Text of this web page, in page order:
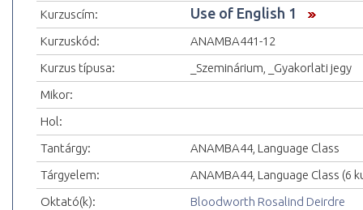
Kurzuscím:
Use of English 1
Kurzuskód:
ANAMBA441-12
Kurzus típusa:
_Szeminárium, _Gyakorlati jegy
Mikor:
Hol:
Tantárgy:
ANAMBA44, Language Class
Tárgyelem:
ANAMBA44, Language Class (6
Oktató(k):
Bloodworth Rosalind Deirdre